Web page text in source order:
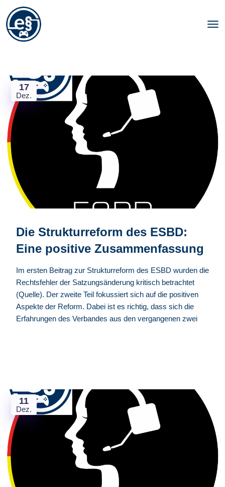
17
Dez.
Die Strukturreform des ESBD:
Eine positive Zusammenfassung
Im ersten Beitrag zur Strukturreform des ESBD wurden die
Rechtsfehler der Satzungsänderung kritisch betrachtet
(Quelle). Der zweite Teil fokussiert sich auf die positiven
Aspekte der Reform. Dabei ist es richtig, dass sich die
Erfahrungen des Verbandes aus den vergangenen zwei
11
Dez.